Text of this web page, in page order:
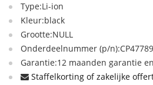
Type:Li-ion
Kleur:black
Grootte:NULL
Onderdeelnummer (p/
Garantie:12 maanden garantie
Staffelkorting of zakelijke